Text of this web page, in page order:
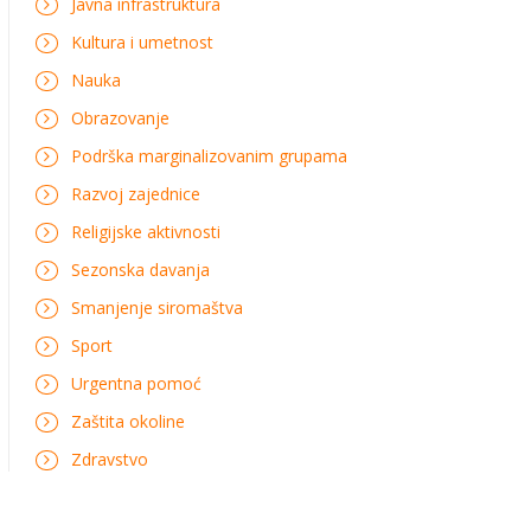
Kultura i umetnost
Nauka
Obrazovanje
Podrška marginalizovanim grupama
Razvoj zajednice
Religijske aktivnosti
Sezonska davanja
Smanjenje siromaštva
Sport
Urgentna pomoć
Zaštita okoline
Zdravstvo